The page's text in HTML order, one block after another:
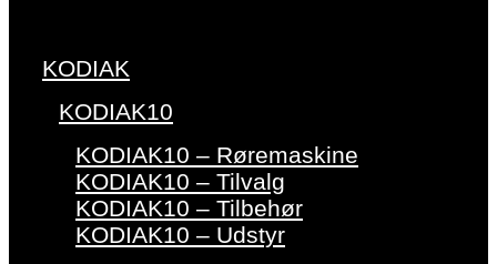
KODIAK
KODIAK10
KODIAK10 – Røremaskine
KODIAK10 – Tilvalg
KODIAK10 – Tilbehør
KODIAK10 – Udstyr